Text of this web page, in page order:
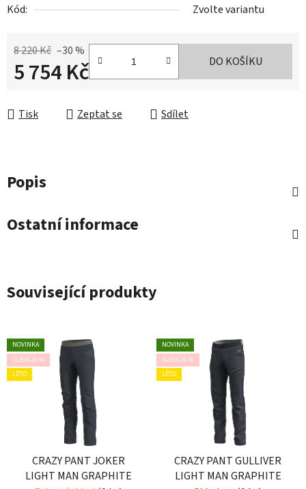
Kód:
Zvolte variantu
8 220 Kč –30 %
5 754 Kč DO KOŠÍKU
Tisk Zeptat se Sdílet
Popis
Ostatní informace
Související produkty
NOVINKA
SLEVA 20 %
LÉTO
CRAZY PANT JOKER
LIGHT MAN GRAPHITE
NOVINKA
SLEVA 20 %
LÉTO
CRAZY PANT GULLIVER
LIGHT MAN GRAPHITE